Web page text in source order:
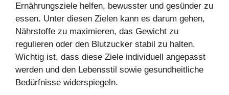
Ernährungsziele helfen, bewusster und gesünder zu
essen. Unter diesen Zielen kann es darum gehen,
Nährstoffe zu maximieren, das Gewicht zu
regulieren oder den Blutzucker stabil zu halten.
Wichtig ist, dass diese Ziele individuell angepasst
werden und den Lebensstil sowie gesundheitliche
Bedürfnisse widerspiegeln.